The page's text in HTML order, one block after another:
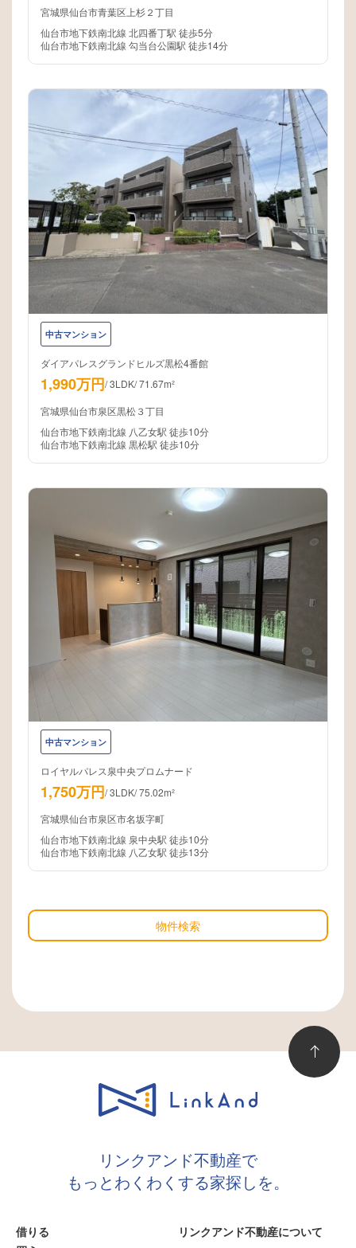
宮城県仙台市青葉区上杉２丁目
仙台市地下鉄南北線 北四番丁駅 徒歩5分
仙台市地下鉄南北線 勾当台公園駅 徒歩14分
中古マンション
ダイアパレスグランドヒルズ黒松4番館
1,990万円/3LDK/71.67m²
宮城県仙台市泉区黒松３丁目
仙台市地下鉄南北線 八乙女駅 徒歩10分
仙台市地下鉄南北線 黒松駅 徒歩10分
中古マンション
ロイヤルパレス泉中央プロムナード
1,750万円/3LDK/75.02m²
宮城県仙台市泉区市名坂字町
仙台市地下鉄南北線 泉中央駅 徒歩10分
仙台市地下鉄南北線 八乙女駅 徒歩13分
物件検索
リンクアンド不動産で
もっとわくわくする家探しを。
借りる
リンクアンド不動産について